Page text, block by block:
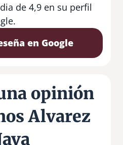
de 4,9 en su perfil
en Google
opinión
Alvarez